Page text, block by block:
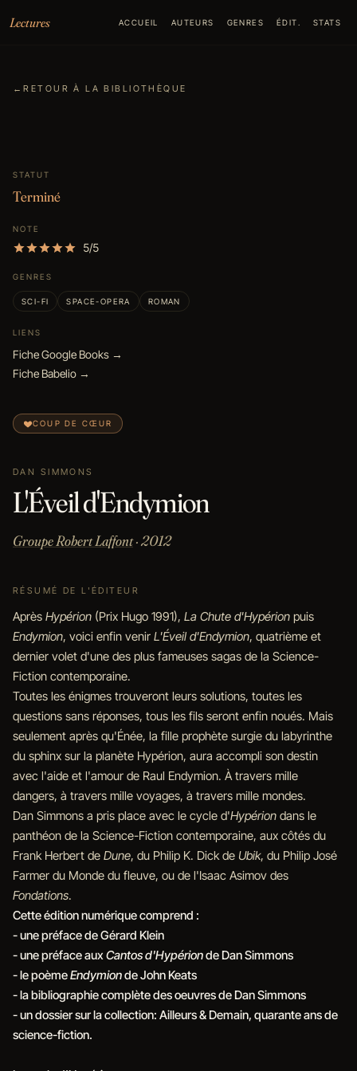
Lectures
ACCUEIL AUTEURS GENRES ÉDIT. STATS
←RETOUR À LA BIBLIOTHÈQUE
STATUT
Terminé
NOTE
5/5
GENRES
SCI-FI SPACE-OPERA ROMAN
LIENS
Fiche Google Books →
Fiche Babelio →
COUP DE CŒUR
DAN SIMMONS
L'Éveil d'Endymion
Groupe Robert Laffont· 2012
RÉSUMÉ DE L'ÉDITEUR
Après Hypérion (Prix Hugo 1991), La Chute d'Hypérion puis
Endymion, voici enfin venir L'Éveil d'Endymion, quatrième et
dernier volet d'une des plus fameuses sagas de la Science-
Fiction contemporaine.
Toutes les énigmes trouveront leurs solutions, toutes les
questions sans réponses, tous les fils seront enfin noués. Mais
seulement après qu'Énée, la fille prophète surgie du labyrinthe
du sphinx sur la planète Hypérion, aura accompli son destin
avec l'aide et l'amour de Raul Endymion. À travers mille
dangers, à travers mille voyages, à travers mille mondes.
Dan Simmons a pris place avec le cycle d'Hypérion dans le
panthéon de la Science-Fiction contemporaine, aux côtés du
Frank Herbert de Dune, du Philip K. Dick de Ubik, du Philip José
Farmer du Monde du fleuve, ou de l'Isaac Asimov des
Fondations.
Cette édition numérique comprend :
- une préface de Gérard Klein
- une préface auxCantos d'Hypérionde Dan Simmons
- le poèmeEndymionde John Keats
- la bibliographie complète des oeuvres de Dan Simmons
- un dossier sur la collection: Ailleurs & Demain, quarante ans de
science-fiction.